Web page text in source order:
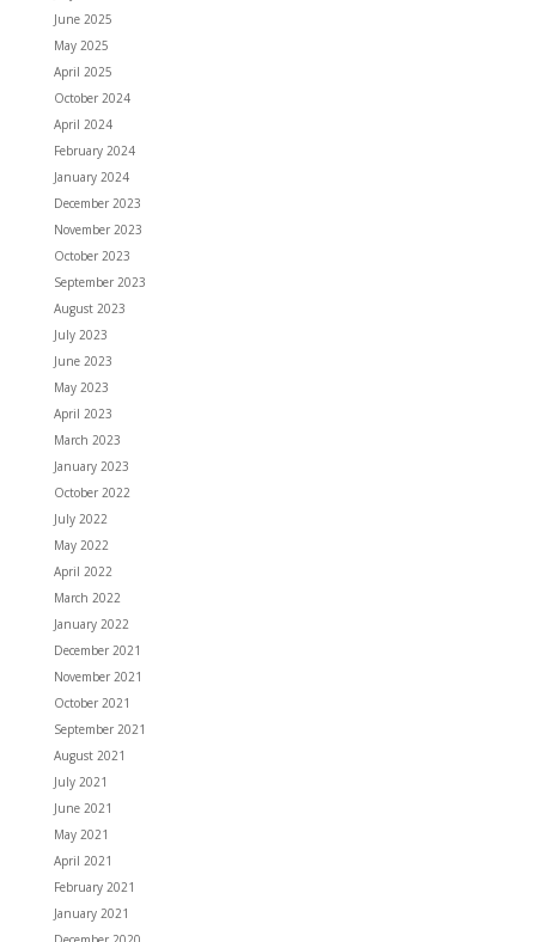
June 2025
May 2025
April 2025
October 2024
April 2024
February 2024
January 2024
December 2023
November 2023
October 2023
September 2023
August 2023
July 2023
June 2023
May 2023
April 2023
March 2023
January 2023
October 2022
July 2022
May 2022
April 2022
March 2022
January 2022
December 2021
November 2021
October 2021
September 2021
August 2021
July 2021
June 2021
May 2021
April 2021
February 2021
January 2021